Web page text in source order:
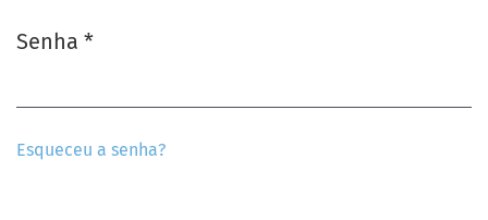
Senha *
Esqueceu a senha?